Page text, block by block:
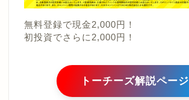
無料登録で現金2,000円！
初投資でさらに2,000円！
トーチーズ解説ページ